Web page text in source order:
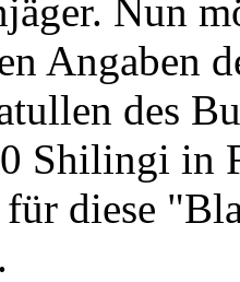
Nun
Angaben
des
Shilingi in
diese